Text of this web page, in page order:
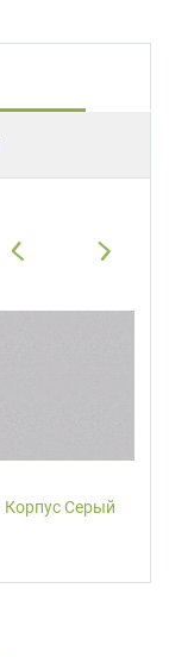
Корпус Серый